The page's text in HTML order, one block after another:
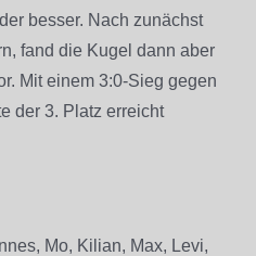
besser. Nach zunächst
fand die Kugel dann aber
Mit einem 3:0-Sieg gegen
der 3. Platz erreicht
Mo, Kilian, Max, Levi,